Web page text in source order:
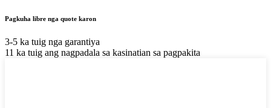
Pagkuha libre nga quote karon
3-5 ka tuig nga garantiya
11 ka tuig ang nagpadala sa kasinatian sa pagpakita